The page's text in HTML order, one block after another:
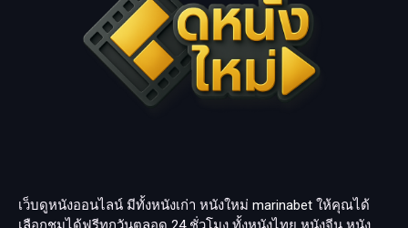
เว็บดูหนังออนไลน์ มีทั้งหนังเก่า หนังใหม่ marinabet ให้คุณได้